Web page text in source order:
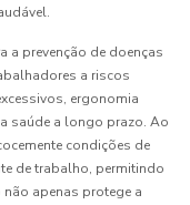
a prevenção de doenças
a riscos
ergonomia
saúde a longo prazo. Ao
condições de
de trabalho, permitindo
apenas protege a